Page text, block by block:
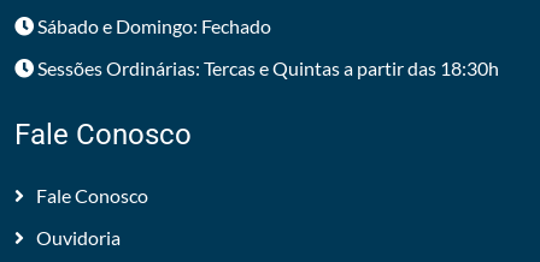
Sábado e Domingo: Fechado
Sessões Ordinárias: Tercas e Quintas a partir das 18:30h
Fale Conosco
Fale Conosco
Ouvidoria